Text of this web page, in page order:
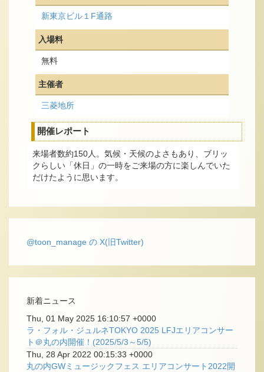
新東京ビル１F通路
入場料
無料
主催者
三菱地所
開催レポート
来場者数約150人。気候・天候のよさもあり、ブリッ
クらしい「休日」の一時をご来場の方に楽しんでいた
だけたように思います。
@toon_manage の X(旧Twitter)
新着ニュース
Thu, 01 May 2025 16:10:57 +0000
ラ・フォル・ジュルネTOKYO 2025 LFJエリアコンサー
ト＠丸の内開催！(2025/5/3～5/5)
Thu, 28 Apr 2022 00:15:33 +0000
丸の内GWミュージックフェス エリアコンサート2022開